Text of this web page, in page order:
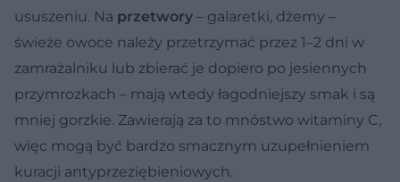
ususzeniu. Na przetwory – galaretki, dżemy –
świeże owoce należy przetrzymać przez 1–2 dni w
zamrażalniku lub zbierać je dopiero po jesiennych
przymrozkach – mają wtedy łagodniejszy smak i są
mniej gorzkie. Zawierają za to mnóstwo witaminy C,
więc mogą być bardzo smacznym uzupełnieniem
kuracji antyprzeziębieniowych.